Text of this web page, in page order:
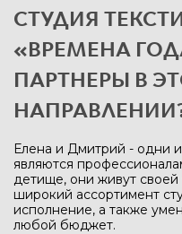
СТУДИЯ
«ВРЕМЕНА
ПАРТНЕРЫ В
Елена и Дмитрий - одни
являются
детище, они живут
широкий ассортимент
исполнение, а также
любой бюджет.